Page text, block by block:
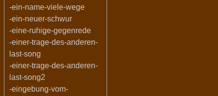
-ein-name-viele-wege
-ein-neuer-schwur
-eine-ruhige-gegenrede
-einer-trage-des-anderen-
last-song
-einer-trage-des-anderen-
last-song2
-eingebung-vom-